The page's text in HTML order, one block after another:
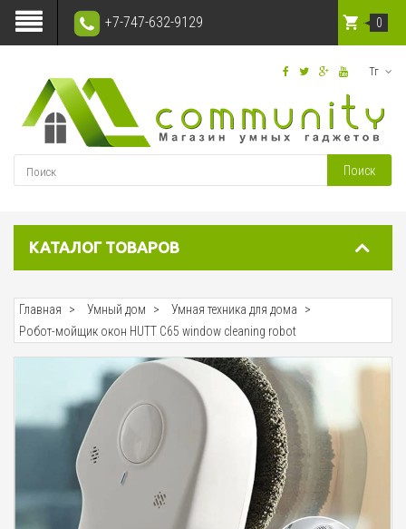
+7-747-632-9129
Тг
Поиск
0
КАТАЛОГ ТОВАРОВ
Главная Умный дом
Умная техника для дома
Робот-мойщик окон HUTT C65 window cleaning robot